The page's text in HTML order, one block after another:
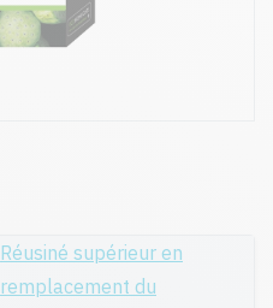
Réusiné supérieur en
remplacement du